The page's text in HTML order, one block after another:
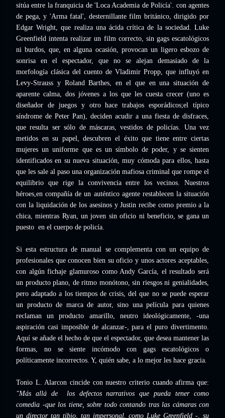
sitúa entre la franquicia de 'Loca Academia de Policía'. con agentes
de pega, y 'Arma fatal', desternillante film británico, dirigido por
Edgar Wright, que realiza una ácida crítica de la sociedad. Luke
Greenfield intenta realizar un film correcto, sin gags escatológicos
ni burdos, que, en alguna ocasión, provocan un ligero esbozo de
sonrisa en el espectador, que no se alejan demasiado de la
morfología clásica del cuento de Vladimir Propp, que influyó en
Levy-Strauss y Roland Barthes, en el que en una situación de
aparente calma, dos jóvenes a los que les cuesta crecer (uno es
diseñador de juegos y otro hace trabajos esporádicos;el típico
síndrome de Peter Pan), deciden acudir a una fiesta de disfraces,
que resulta ser sólo de máscaras, vestidos de policías. Una vez
metidos en su papel, descubren el éxito que tiene entre ciertas
mujeres un uniforme que es un símbolo de poder, y se sienten
identificados en su nueva situación, muy cómoda para ellos, hasta
que les sale al paso una organización mafiosa criminal que rompe el
equilibrio que rige la convivencia entre los vecinos. Nuestros
héroes,en compañía de un auténtico agente restablecen la situación
con la liquidación de los asesinos y Justin recibe como premio a la
chica, mientras Ryan, un joven sin oficio ni beneficio, se gana un
puesto en el cuerpo de policía.
Si esta estructura de manual se complementa con un equipo de
profesionales que conocen bien su oficio y unos actores aceptables,
con algún fichaje glamuroso como Andy García, el resultado será
un producto plano, de ritmo monótono, sin riesgos ni genialidades,
pero adaptado a los tiempos de crisis, del que no se puede esperar
un producto de marca de autor, sino una película para quienes
reclaman un producto amarillo, neutro ideológicamente, -una
aspiración casi imposible de alcanzar-, para el puro divertimento.
Aquí se añade el hecho de que el espectador, que desea mantener las
formas, no se siente incómodo con gags escatológicos o
políticamente incorrectos. Y, quién sabe, a lo mejor les hace gracia.
Tonio L. Alarcon cincide con nuestro criterio cuando afirma que:
"Más allá de los defectos narrativos que pueda tener como
comedia -que los tiene, sobre todo contando tras las cámaras con
un director tan tibio, tan impersonal, como Luke Greenfield -, su